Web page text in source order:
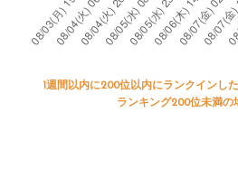
1週間以内に200位以内にランクインし
ランキング200位未満の